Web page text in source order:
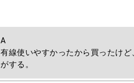
A
有線使いやすかったから買ったけ
がする。